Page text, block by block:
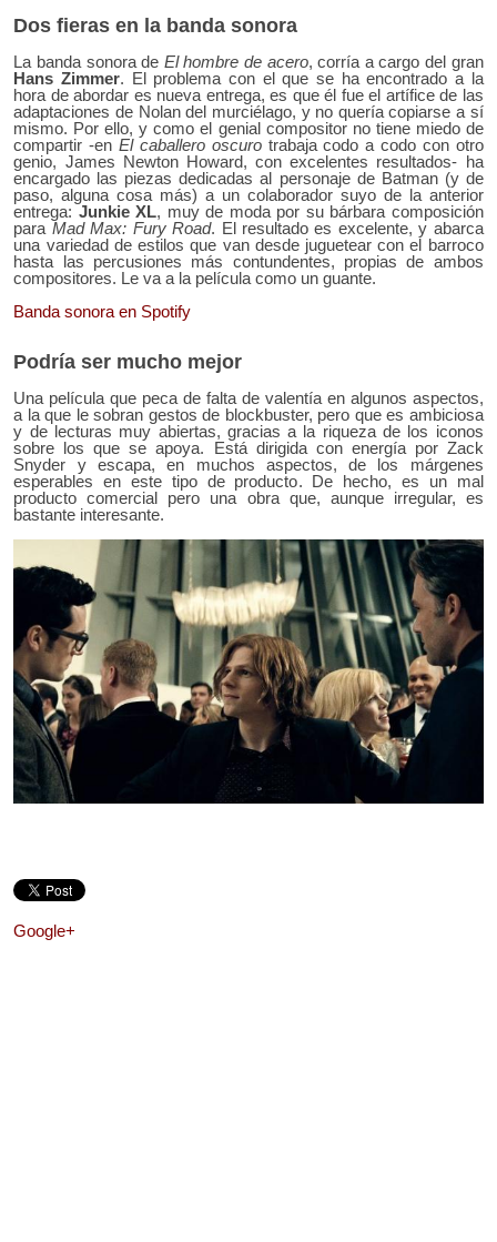
Dos fieras en la banda sonora
La banda sonora de El hombre de acero, corría a cargo del gran
Hans Zimmer. El problema con el que se ha encontrado a la
hora de abordar es nueva entrega, es que él fue el artífice de las
adaptaciones de Nolan del murciélago, y no quería copiarse a sí
mismo. Por ello, y como el genial compositor no tiene miedo de
compartir -en El caballero oscurotrabaja codo a codo con otro
genio, James Newton Howard, con excelentes resultados- ha
encargado las piezas dedicadas al personaje de Batman (y de
paso, alguna cosa más) a un colaborador suyo de la anterior
entrega: Junkie XL, muy de moda por su bárbara composición
para Mad Max: Fury Road. El resultado es excelente, y abarca
una variedad de estilos que van desde juguetear con el barroco
hasta las percusiones más contundentes, propias de ambos
compositores. Le va a la película como un guante.
Banda sonora en Spotify
Podría ser mucho mejor
Una película que peca de falta de valentía en algunos aspectos,
a la que le sobran gestos de blockbuster, pero que es ambiciosa
y de lecturas muy abiertas, gracias a la riqueza de los iconos
sobre los que se apoya. Está dirigida con energía por Zack
Snyder y escapa, en muchos aspectos, de los márgenes
esperables en este tipo de producto. De hecho, es un mal
producto comercial pero una obra que, aunque irregular, es
bastante interesante.
Google+